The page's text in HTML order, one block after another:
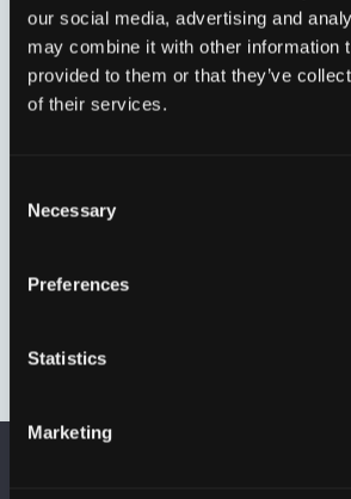
our social media, advertising and
may combine it with other information
provided to them or that they’ve
of their services.
Selection
Necessary
Preferences
Statistics
Marketing
Viser et enkelt resultat
KRU30S